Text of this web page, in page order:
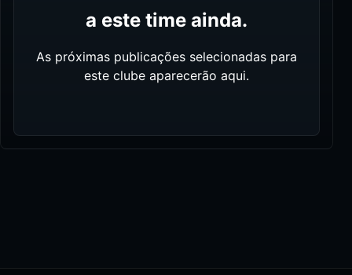
a este time ainda.
As próximas publicações selecionadas para
este clube aparecerão aqui.